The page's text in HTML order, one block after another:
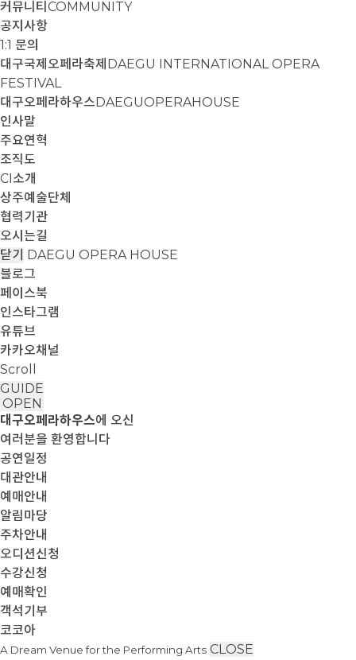
커뮤니티 COMMUNITY
공지사항
1:1 문의
대구국제오페라축제 DAEGU INTERNATIONAL OPERA
FESTIVAL
대구오페라하우스DAEGUOPERAHOUSE
인사말
주요연혁
조직도
CI소개
상주예술단체
협력기관
오시는길
닫기 DAEGU OPERA HOUSE
블로그
페이스북
인스타그램
유튜브
카카오채널
Scroll
GUIDE
OPEN
대구오페라하우스에 오신
여러분을 환영합니다
공연일정
대관안내
예매안내
알림마당
주차안내
오디션신청
수강신청
예매확인
객석기부
코코아
A Dream Venue for the Performing Arts CLOSE